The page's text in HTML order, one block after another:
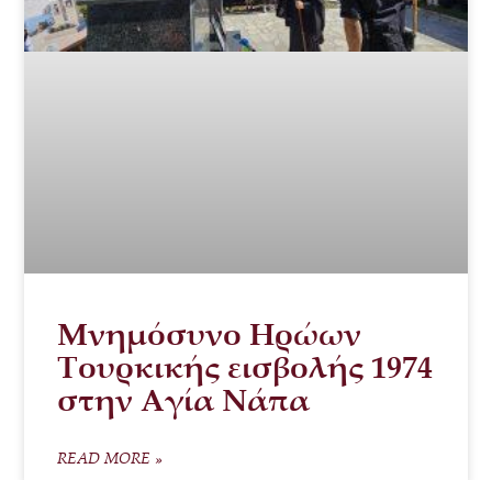
Μνημόσυνο Ηρώων
Τουρκικής εισβολής 1974
στην Αγία Νάπα
READ MORE »